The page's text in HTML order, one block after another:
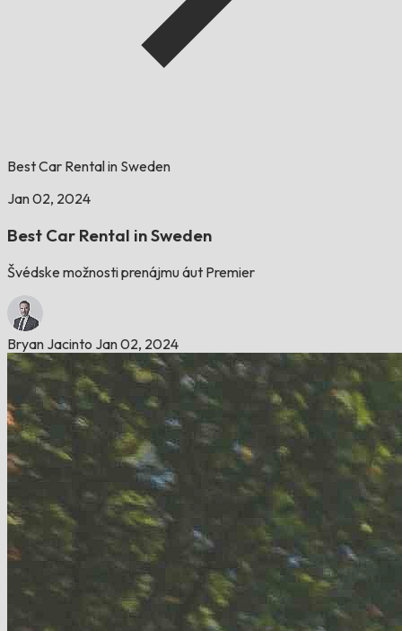
Best Car Rental in Sweden
Jan 02, 2024
Best Car Rental in Sweden
Švédske možnosti prenájmu áut Premier
Bryan Jacinto Jan 02, 2024